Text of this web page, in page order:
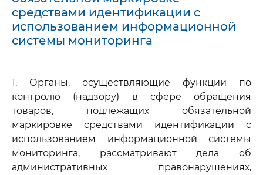
средствами идентификации с
использованием информационной
системы мониторинга
1. Органы, осуществляющие функции по
контролю (надзору) в сфере обращения
товаров, подлежащих обязательной
маркировке средствами идентификации с
использованием информационной системы
мониторинга, рассматривают дела об
административных правонарушениях,